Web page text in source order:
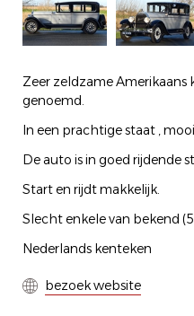
Zeer zeldzame Amerikaans
genoemd.
In een prachtige staat ,
De auto is in goed rijdende
Start en rijdt makkelijk.
Slecht enkele van bekend
Nederlands kenteken
bezoek website